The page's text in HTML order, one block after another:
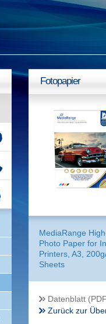
Fotopapier
MediaRange
Photo Paper for
Printers, A3,
Sheets
Datenblatt
Zurück zur